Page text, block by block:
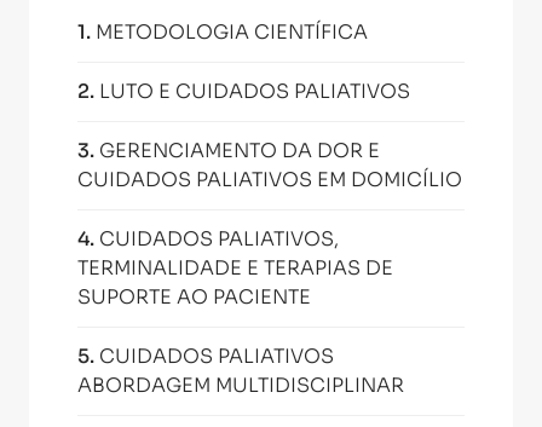
1. METODOLOGIA CIENTÍFICA
2. LUTO E CUIDADOS PALIATIVOS
3. GERENCIAMENTO DA DOR E
CUIDADOS PALIATIVOS EM DOMICÍLIO
4. CUIDADOS PALIATIVOS,
TERMINALIDADE E TERAPIAS DE
SUPORTE AO PACIENTE
5. CUIDADOS PALIATIVOS
ABORDAGEM MULTIDISCIPLINAR